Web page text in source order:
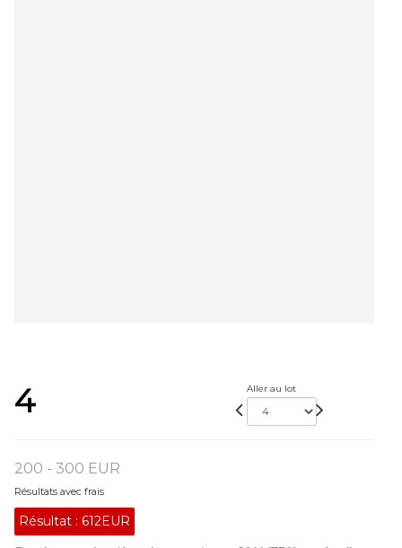
4 Aller au lot
200 - 300 EUR
Résultats avec frais
Résultat : 612EUR